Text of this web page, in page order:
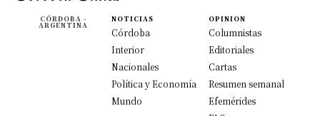
CÓRDOBA -
ARGENTINA
NOTICIAS
Córdoba
Interior
Nacionales
Política y Economía
Mundo
OPINION
Columnistas
Editoriales
Cartas
Resumen semanal
Efemérides